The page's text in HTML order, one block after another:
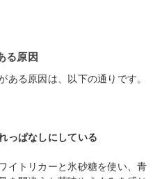
る原因
ある原因は、以下の通りです。
っぱなしにしている
イトリカーと氷砂糖を使い、青